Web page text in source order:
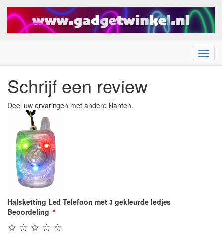
Menu
Schrijf een review
Deel uw ervaringen met andere klanten.
Halsketting Led Telefoon met 3 gekleurde ledjes
Beoordeling
☆
☆
☆
☆
☆